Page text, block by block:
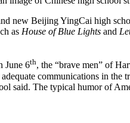
new Beijing YingCai high
as House of Blue Lights and
June 6th, the “brave men” of
communications in
said. The typical humor of